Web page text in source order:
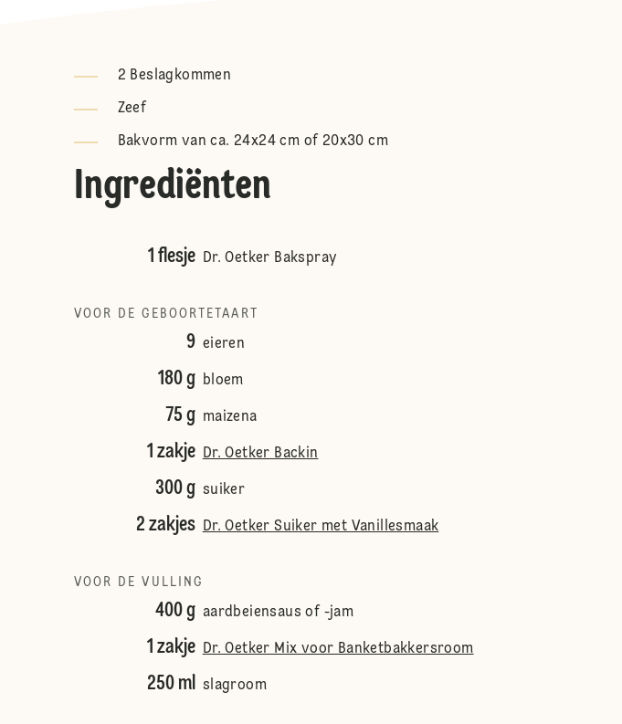
2 Beslagkommen
Zeef
Bakvorm van ca. 24x24 cm of 20x30 cm
Ingrediënten
1 flesje Dr. Oetker Bakspray
VOOR DE GEBOORTETAART
9 eieren
180 g bloem
75 g maizena
1 zakje Dr. Oetker Backin
300 g suiker
2 zakjes Dr. Oetker Suiker met Vanillesmaak
VOOR DE VULLING
400 g aardbeiensaus of -jam
1 zakje Dr. Oetker Mix voor Banketbakkersroom
250 ml slagroom